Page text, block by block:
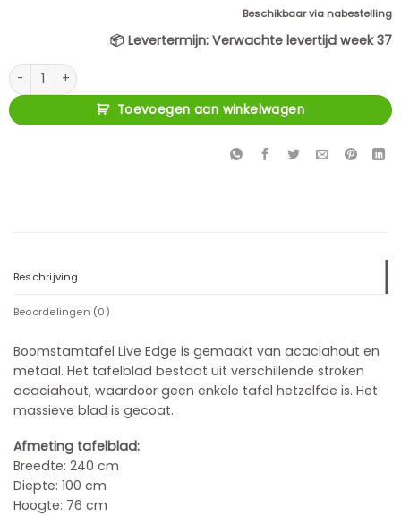
Beschikbaar via nabestelling
📦 Levertermijn: Verwachte levertijd week 37
Boomstamtafel Live Edge Naturel Acaciahout 240 cm aantal
Toevoegen aan winkelwagen
Beschrijving
Beoordelingen (0)
Boomstamtafel Live Edge is gemaakt van acaciahout en
metaal. Het tafelblad bestaat uit verschillende stroken
acaciahout, waardoor geen enkele tafel hetzelfde is. Het
massieve blad is gecoat.
Afmeting tafelblad:
Breedte: 240 cm
Diepte: 100 cm
Hoogte: 76 cm